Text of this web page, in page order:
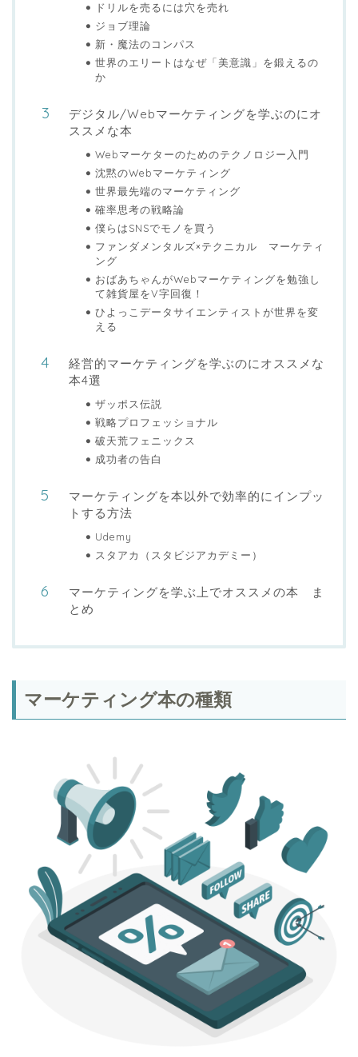
ドリルを売るには穴を売れ
ジョブ理論
新・魔法のコンパス
世界のエリートはなぜ「美意識」を鍛えるの
か
デジタル/Webマーケティングを学ぶのにオ
ススメな本
Webマーケターのためのテクノロジー入門
沈黙のWebマーケティング
世界最先端のマーケティング
確率思考の戦略論
僕らはSNSでモノを買う
ファンダメンタルズ×テクニカル マーケティ
ング
おばあちゃんがWebマーケティングを勉強し
て雑貨屋をV字回復！
ひよっこデータサイエンティストが世界を変
える
経営的マーケティングを学ぶのにオススメな
本4選
ザッポス伝説
戦略プロフェッショナル
破天荒フェニックス
成功者の告白
マーケティングを本以外で効率的にインプッ
トする方法
Udemy
スタアカ（スタビジアカデミー）
マーケティングを学ぶ上でオススメの本 ま
とめ
マーケティング本の種類